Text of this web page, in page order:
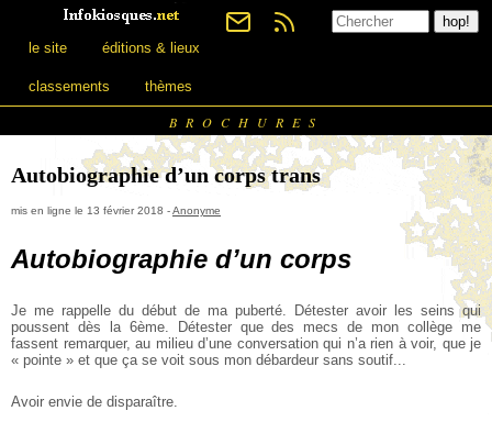
le site éditions & lieux
classements thèmes
BROCHURES
Autobiographie d’un corps trans
mis en ligne le 13 février 2018 -Anonyme
Autobiographie d’un corps
Je me rappelle du début de ma puberté. Détester avoir les seins qui
poussent dès la 6ème. Détester que des mecs de mon collège me
fassent remarquer, au milieu d’une conversation qui n’a rien à voir, que je
« pointe » et que ça se voit sous mon débardeur sans soutif...
Avoir envie de disparaître.